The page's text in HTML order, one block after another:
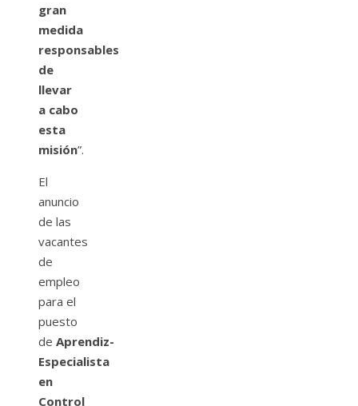
gran
medida
responsables
de
llevar
a cabo
esta
misión”.
El
anuncio
de las
vacantes
de
empleo
para el
puesto
de Aprendiz-
Especialista
en
Control